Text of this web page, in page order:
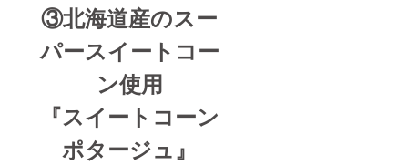
③北海道産のスー
パースイートコー
ン使用
『スイートコーン
ポタージュ』